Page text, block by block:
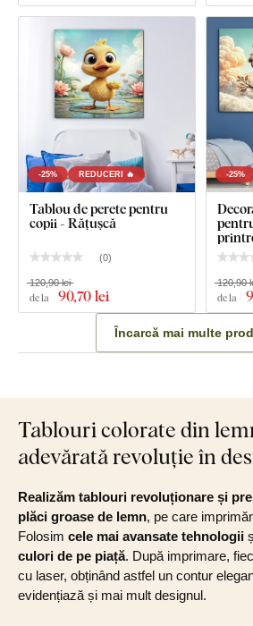
-25% REDUCERI 🔥
Tablou de perete pentru
copii - Rățușcă
(0)
de la 90,70 lei
120,90 lei
-25%
de la
120,90
Încarcă mai multe
Tablouri colorate din
adevărată revoluție în
Realizăm tablouri revoluționare și
plăci groase de lemn, pe care
Folosim cele mai avansate tehnologii
culori de pe piață. După imprimare,
cu laser, obținând astfel un contur
evidențiază și mai mult designul.